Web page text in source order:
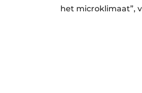
het microklimaat”,